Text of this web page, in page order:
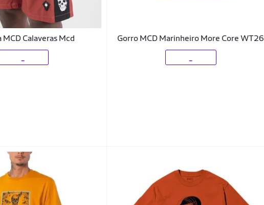
MCD Calaveras Mcd Gorro MCD Marinheiro More Core WT26